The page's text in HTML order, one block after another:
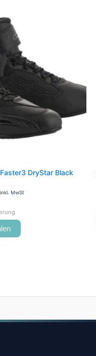
DryStar Black
inkl. MwSt
mehrere
Varianten
auf.
Die
Optionen
auf
der
Produktseite
gewählt